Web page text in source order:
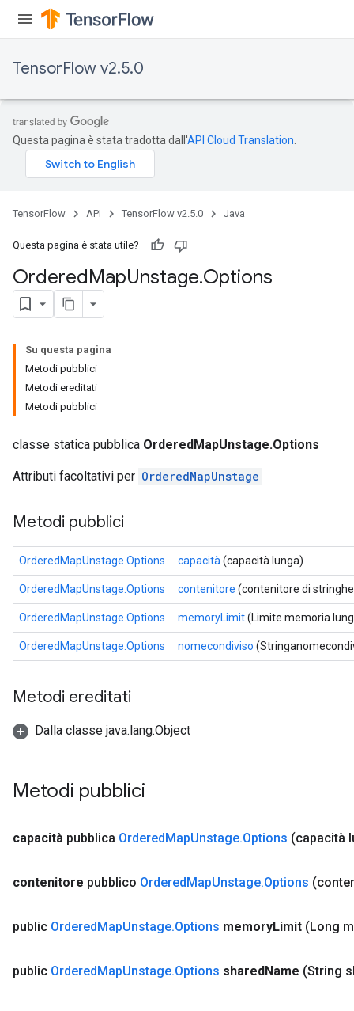
TensorFlow v2.5.0
Questa pagina è stata tradotta dall'API Cloud Translation
TensorFlow API TensorFlow v2.5.0 Java
Questa pagina è stata utile?
OrderedMapUnstage.Options
Su questa pagina
Metodi pubblici
Metodi ereditati
Metodi pubblici
classe statica pubblica OrderedMapUnstage.Options
Attributi facoltativi per OrderedMapUnstage
Metodi pubblici
OrderedMapUnstage.Options capacità (capacità lunga)
OrderedMapUnstage.Options contenitore (contenitore di
OrderedMapUnstage.Options memoryLimit(Limite memoria
OrderedMapUnstage.Options nomecondiviso
Metodi ereditati
Dalla classe java.lang.Object
Metodi pubblici
capacità pubblica OrderedMapUnstage.Options (capacità
contenitore pubblico OrderedMapUnstage.Options
public OrderedMapUnstage.Options memoryLimit (Long
public OrderedMapUnstage.Options sharedName (String